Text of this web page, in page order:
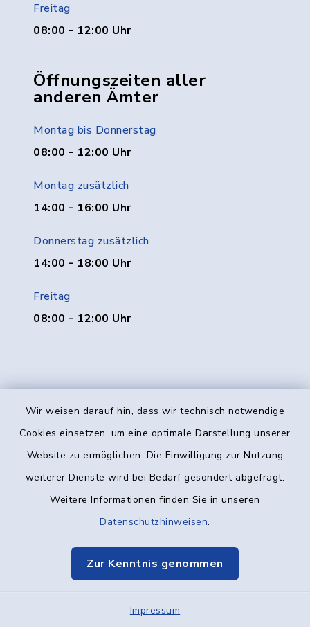
Wir weisen darauf hin, dass wir technisch notwendige
Cookies einsetzen, um eine optimale Darstellung unserer
Website zu ermöglichen. Die Einwilligung zur Nutzung
weiterer Dienste wird bei Bedarf gesondert abgefragt.
Weitere Informationen finden Sie in unseren
Datenschutzhinweisen.
Zur Kenntnis genommen
Impressum
Freitag
08:00 - 12:00 Uhr
Öffnungszeiten aller
anderen Ämter
Montag bis Donnerstag
08:00 - 12:00 Uhr
Montag zusätzlich
14:00 - 16:00 Uhr
Donnerstag zusätzlich
14:00 - 18:00 Uhr
Freitag
08:00 - 12:00 Uhr
Kontakt
Datenschutz
Elektronische Kommunikation
Sitemap